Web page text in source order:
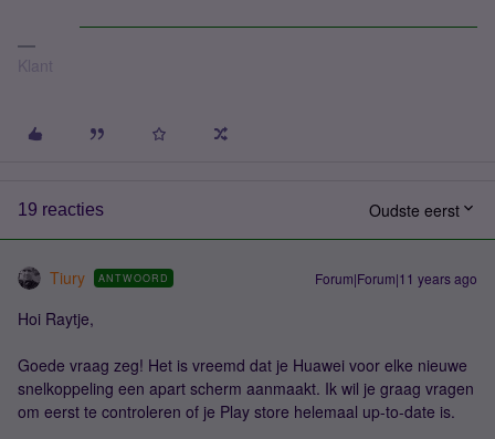
Klant
19 reacties Oudste eerst
Tiury ANTWOORD Forum|Forum|11 years ago
Hoi Raytje,
Goede vraag zeg! Het is vreemd dat je Huawei voor elke nieuwe
snelkoppeling een apart scherm aanmaakt. Ik wil je graag vragen
om eerst te controleren of je Play store helemaal up-to-date is.